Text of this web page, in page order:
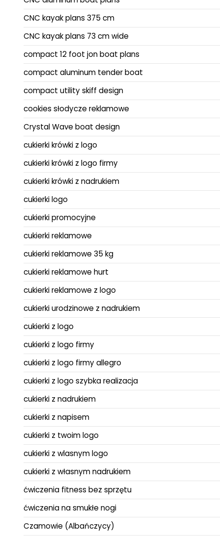
CNC kayak plans 375 cm
CNC kayak plans 73 cm wide
compact 12 foot jon boat plans
compact aluminum tender boat
compact utility skiff design
cookies słodycze reklamowe
Crystal Wave boat design
cukierki krówki z logo
cukierki krówki z logo firmy
cukierki krówki z nadrukiem
cukierki logo
cukierki promocyjne
cukierki reklamowe
cukierki reklamowe 35 kg
cukierki reklamowe hurt
cukierki reklamowe z logo
cukierki urodzinowe z nadrukiem
cukierki z logo
cukierki z logo firmy
cukierki z logo firmy allegro
cukierki z logo szybka realizacja
cukierki z nadrukiem
cukierki z napisem
cukierki z twoim logo
cukierki z wlasnym logo
cukierki z własnym nadrukiem
ćwiczenia fitness bez sprzętu
ćwiczenia na smukłe nogi
Czamowie (Albańczycy)